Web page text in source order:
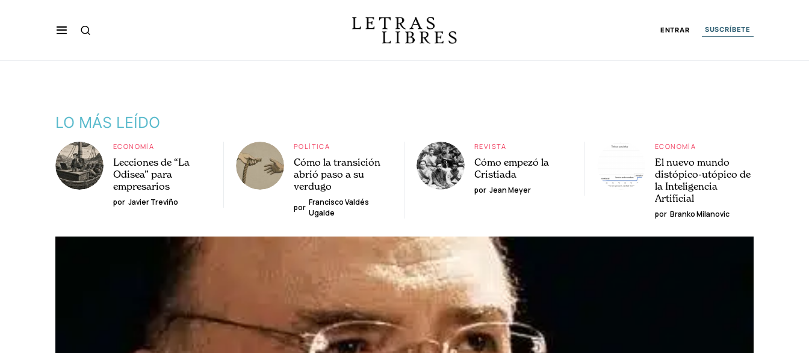
ENTRAR SUSCRÍBETE
LO MÁS LEÍDO
ECONOMÍA
Lecciones de “La
Odisea” para
empresarios
por Javier Treviño
POLÍTICA
Cómo la transición
abrió paso a su
verdugo
por
Francisco Valdés
Ugalde
REVISTA
Cómo empezó la
Cristiada
por Jean Meyer
ECONOMÍA
El nuevo mundo
distópico-utópico de
la Inteligencia
Artificial
por Branko Milanovic